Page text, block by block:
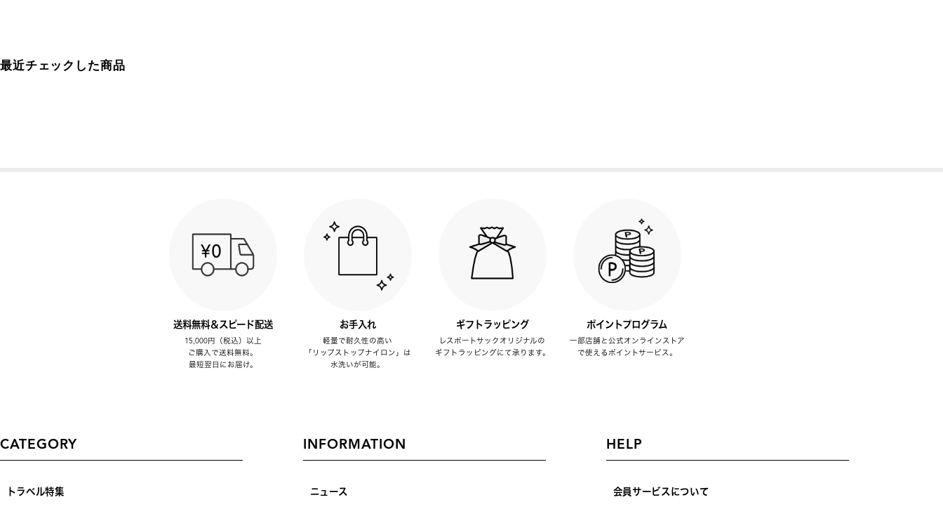
最近チェックした商品
送料無料＆スピード配送
15,000円（税込）以上
ご購入で送料無料。
最短翌日にお届け。
お手入れ
軽量で耐久性の高い
「リップストップナイロン」は
水洗いが可能。
ギフトラッピング
レスポートサックオリジナルの
ギフトラッピングにて承ります。
ポイントプログラム
一部店舗と公式オンラインストア
で使えるポイントサービス。
CATEGORY
トラベル特集
INFORMATION
ニュース
HELP
会員サービスについて